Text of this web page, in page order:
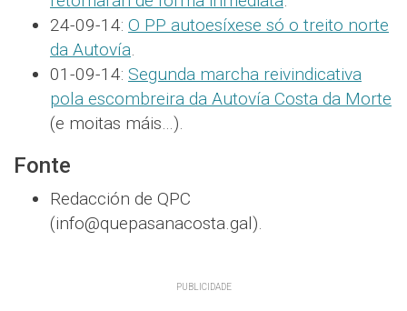
24-09-14: O PP autoesíxese só o treito norte
da Autovía.
01-09-14: Segunda marcha reivindicativa
pola escombreira da Autovía Costa da Morte
(e moitas máis…).
Fonte
Redacción de QPC
(info@quepasanacosta.gal).